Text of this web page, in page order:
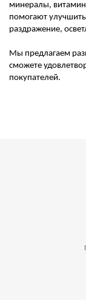
минералы,
помогают
раздражение,
Мы предлагаем
сможете
покупателей.